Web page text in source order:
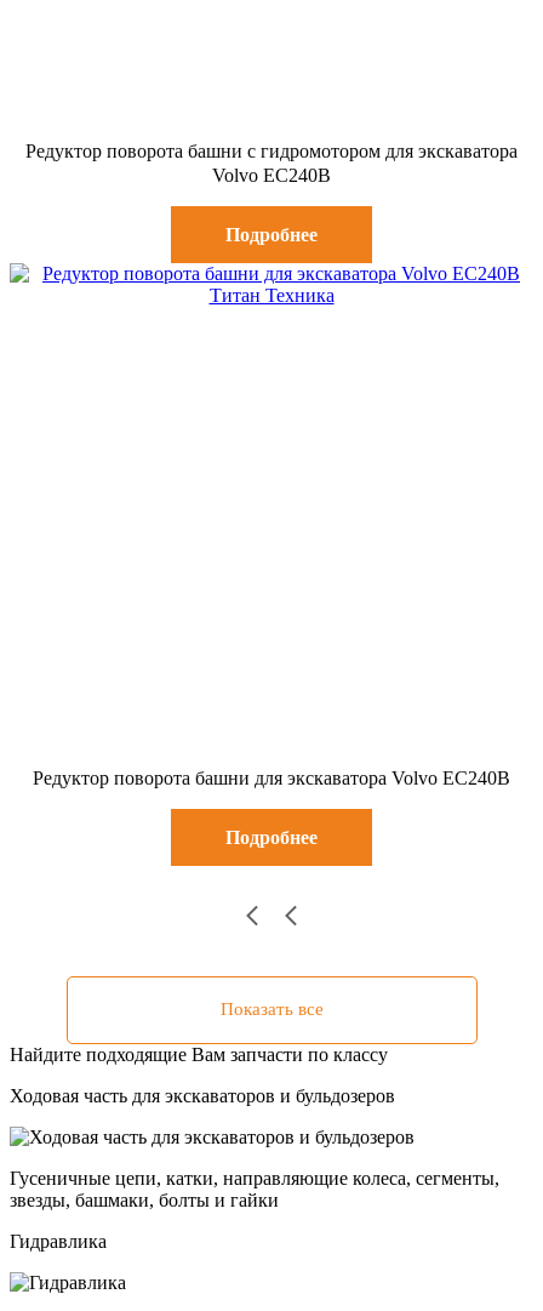
Редуктор поворота башни с гидромотором для экскаватора
Volvo EC240B
Подробнее
Редуктор поворота башни для экскаватора Volvo EC240B
Подробнее
Показать все
Найдите подходящие Вам запчасти по классу
Ходовая часть для экскаваторов и бульдозеров
Гусеничные цепи, катки, направляющие колеса, сегменты,
звезды, башмаки, болты и гайки
Гидравлика